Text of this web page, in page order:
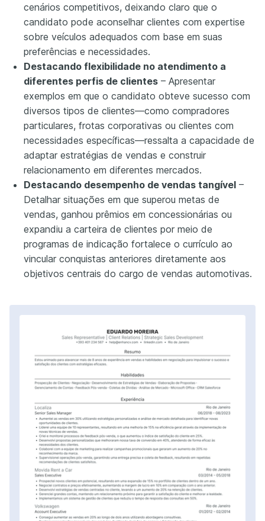
cenários competitivos, deixando claro que o
candidato pode aconselhar clientes com expertise
sobre veículos adequados com base em suas
preferências e necessidades.
Destacando flexibilidade no atendimento a
diferentes perfis de clientes – Apresentar
exemplos em que o candidato obteve sucesso com
diversos tipos de clientes—como compradores
particulares, frotas corporativas ou clientes com
necessidades específicas—ressalta a capacidade de
adaptar estratégias de vendas e construir
relacionamento em diferentes mercados.
Destacando desempenho de vendas tangível –
Detalhar situações em que superou metas de
vendas, ganhou prêmios em concessionárias ou
expandiu a carteira de clientes por meio de
programas de indicação fortalece o currículo ao
vincular conquistas anteriores diretamente aos
objetivos centrais do cargo de vendas automotivas.